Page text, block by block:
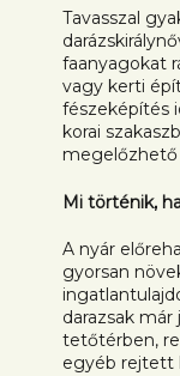
Tavasszal
faanyagokat
vagy kerti
fészeképítés
korai
megelőzhető
Mi történik,
A nyár
gyorsan
darazsak
tetőtérben,
egyéb rejtett